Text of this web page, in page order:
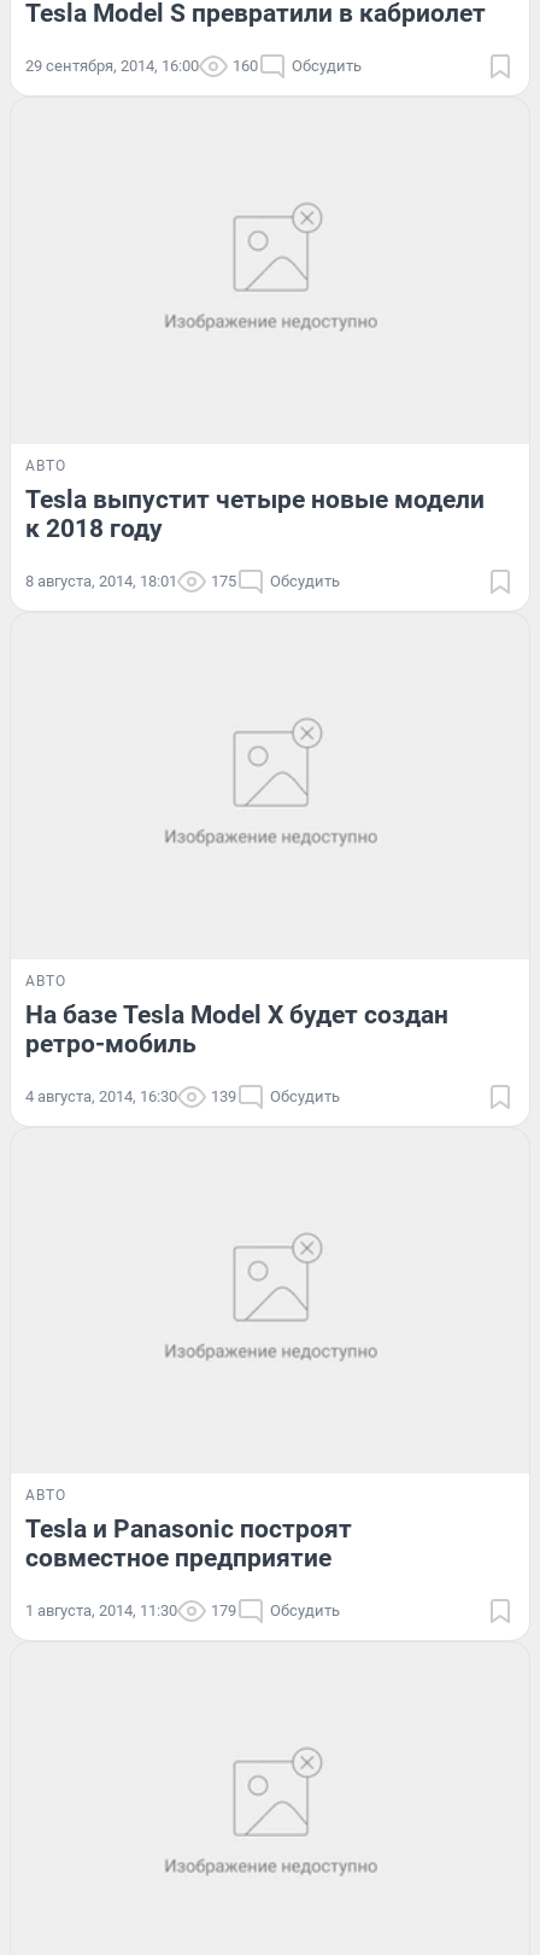
Tesla Model S превратили в кабриолет
29 сентября, 2014, 16:00 160 Обсудить
АВТО
Tesla выпустит четыре новые модели
к 2018 году
8 августа, 2014, 18:01 175 Обсудить
АВТО
На базе Tesla Model X будет создан
ретро-мобиль
4 августа, 2014, 16:30 139 Обсудить
АВТО
Tesla и Panasonic построят
совместное предприятие
1 августа, 2014, 11:30 179 Обсудить